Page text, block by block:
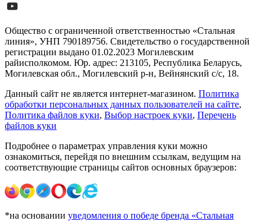
Общество с ограниченной ответственностью «Стальная
линия», УНП 790189756. Свидетельство о государственной
регистрации выдано 01.02.2023 Могилевским
райисполкомом. Юр. адрес: 213105, Республика Беларусь,
Могилевская обл., Могилевский р-н, Вейнянский с/с, 18.
Данный сайт не является интернет-магазином. Политика
обработки персональных данных пользователей на сайте,
Политика файлов куки, Выбор настроек куки, Перечень
файлов куки
Подробнее о параметрах управления куки можно
ознакомиться, перейдя по внешним ссылкам, ведущим на
соответствующие страницы сайтов основных браузеров:
*на основании уведомления о победе бренда «Стальная